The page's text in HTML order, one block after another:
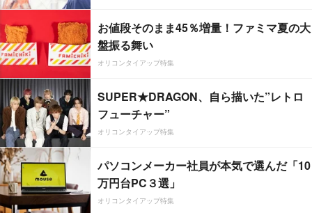
お値段そのまま45％増量！ファミマ夏の大
盤振る舞い
オリコンタイアップ特集
SUPER★DRAGON、自ら描いた”レトロ
フューチャー”
オリコンタイアップ特集
パソコンメーカー社員が本気で選んだ「10
万円台PC３選」
オリコンタイアップ特集